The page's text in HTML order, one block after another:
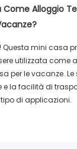
Come Alloggio
Questa mini casa
utilizzata come
per le vacanze. Le
e la facilità di
di applicazioni.